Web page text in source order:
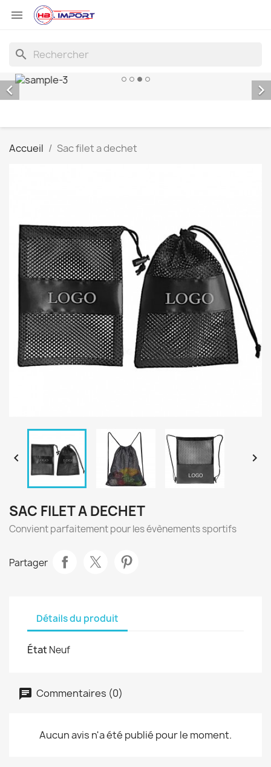

search
 
Accueil Sac filet a dechet
 
SAC FILET A DECHET
Convient parfaitement pour les évènements sportifs
Partager
Détails du produit
ÉtatNeuf
Commentaires (0)
Aucun avis n'a été publié pour le moment.